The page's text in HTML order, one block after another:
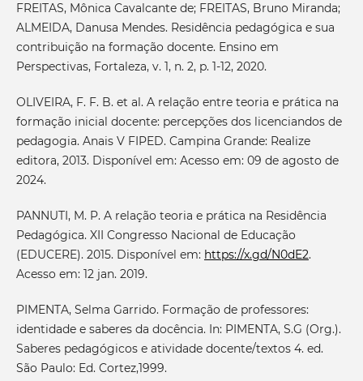
FREITAS, Mônica Cavalcante de; FREITAS, Bruno Miranda;
ALMEIDA, Danusa Mendes. Residência pedagógica e sua
contribuição na formação docente. Ensino em
Perspectivas, Fortaleza, v. 1, n. 2, p. 1-12, 2020.
OLIVEIRA, F. F. B. et al. A relação entre teoria e prática na
formação inicial docente: percepções dos licenciandos de
pedagogia. Anais V FIPED. Campina Grande: Realize
editora, 2013. Disponível em: Acesso em: 09 de agosto de
2024.
PANNUTI, M. P. A relação teoria e prática na Residência
Pedagógica. XII Congresso Nacional de Educação
(EDUCERE). 2015. Disponível em: https://x.gd/N0dE2.
Acesso em: 12 jan. 2019.
PIMENTA, Selma Garrido. Formação de professores:
identidade e saberes da docência. In: PIMENTA, S.G (Org.).
Saberes pedagógicos e atividade docente/textos 4. ed.
São Paulo: Ed. Cortez,1999.